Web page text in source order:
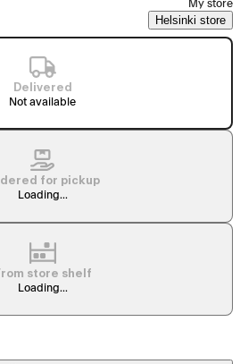
My store
Helsinki store
Delivered
Not available
for pickup
Loading...
store shelf
Loading...